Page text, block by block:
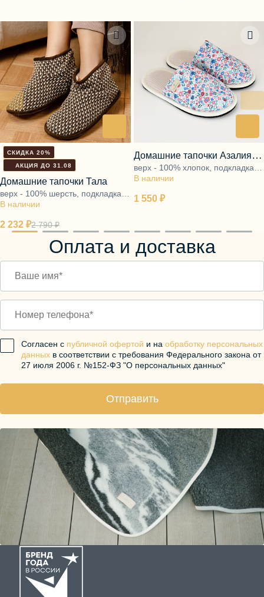
СКИДКА 20%
АКЦИЯ ДО 31.08
2 232 ₽2 790 ₽
В наличии
Домашние тапочки Тала
верх - 100% шерсть, подкладка -
ворс 100% шерсть, подошва -
1 550 ₽
В наличии
Домашние тапочки Азалия
мультиколор
верх - 100% хлопок, подкладка -
82% вискоза, 15% полиэстер, 3%
Оплата и доставка
Согласен с публичной офертой и на обработку персональных
данных в соответствии с требования Федерального закона от
27 июля 2006 г. №152-ФЗ "О персональных данных"
Отправить